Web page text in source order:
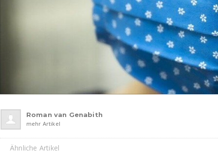
Roman van Genabith
mehr Artikel
Ähnliche Artikel